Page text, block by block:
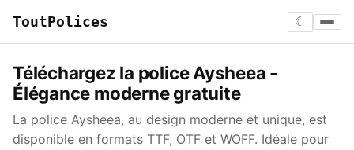
ToutPolices ☾
Téléchargez la police Aysheea -
Élégance moderne gratuite
La police Aysheea, au design moderne et unique, est
disponible en formats TTF, OTF et WOFF. Idéale pour